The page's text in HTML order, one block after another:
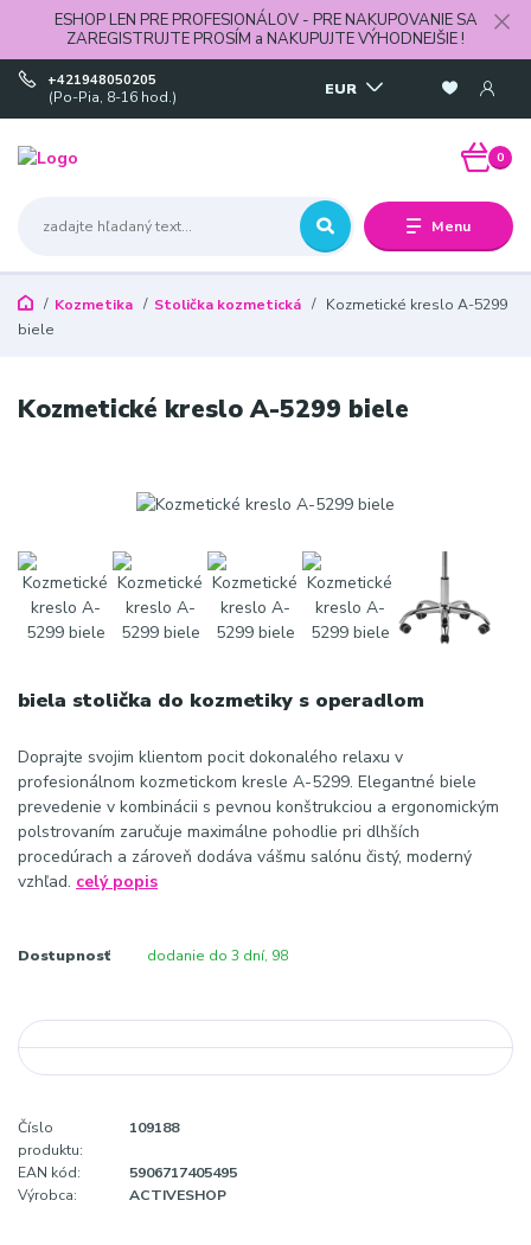
ESHOP LEN PRE PROFESIONÁLOV - PRE NAKUPOVANIE SA
ZAREGISTRUJTE PROSÍM a NAKUPUJTE VÝHODNEJŠIE !
Menu
EUR
+421948050205
(Po-Pia, 8-16 hod.)
0
Kozmetika Stolička kozmetická
Kozmetické kreslo A-5299
biele
Kozmetické kreslo A-5299 biele
biela stolička do kozmetiky s operadlom
Doprajte svojim klientom pocit dokonalého relaxu v
profesionálnom kozmetickom kresle A-5299. Elegantné biele
prevedenie v kombinácii s pevnou konštrukciou a ergonomickým
polstrovaním zaručuje maximálne pohodlie pri dlhších
procedúrach a zároveň dodáva vášmu salónu čistý, moderný
vzhľad. celý popis
Dostupnosť dodanie do 3 dní, 98
Číslo
produktu:
109188
EAN kód:
5906717405495
Výrobca:
ACTIVESHOP